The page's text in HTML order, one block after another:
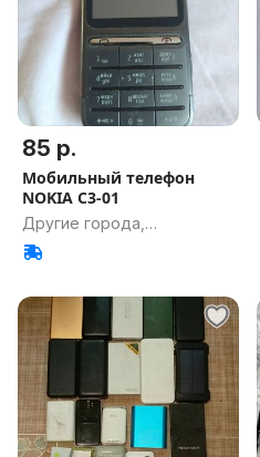
85 р.
Мобильный телефон
NOKIA C3-01
Другие города,
Гомельская обл.